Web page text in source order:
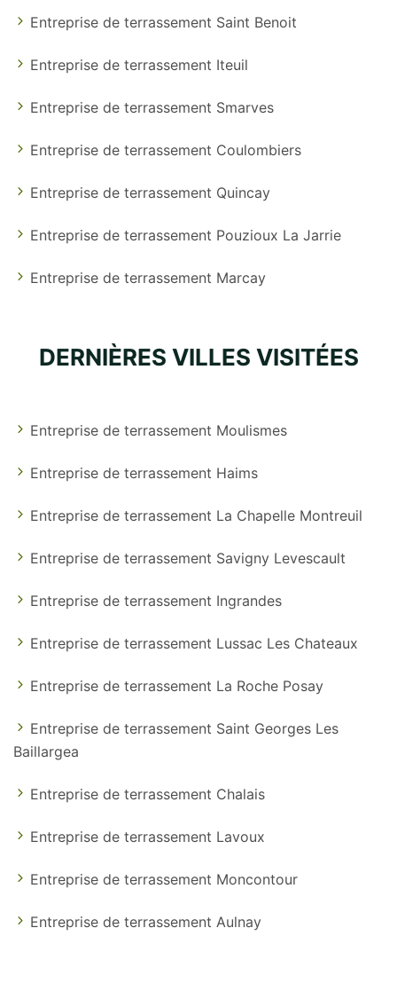
Entreprise de terrassement Saint Benoit
Entreprise de terrassement Iteuil
Entreprise de terrassement Smarves
Entreprise de terrassement Coulombiers
Entreprise de terrassement Quincay
Entreprise de terrassement Pouzioux La Jarrie
Entreprise de terrassement Marcay
DERNIÈRES VILLES VISITÉES
Entreprise de terrassement Moulismes
Entreprise de terrassement Haims
Entreprise de terrassement La Chapelle Montreuil
Entreprise de terrassement Savigny Levescault
Entreprise de terrassement Ingrandes
Entreprise de terrassement Lussac Les Chateaux
Entreprise de terrassement La Roche Posay
Entreprise de terrassement Saint Georges Les
Baillargea
Entreprise de terrassement Chalais
Entreprise de terrassement Lavoux
Entreprise de terrassement Moncontour
Entreprise de terrassement Aulnay